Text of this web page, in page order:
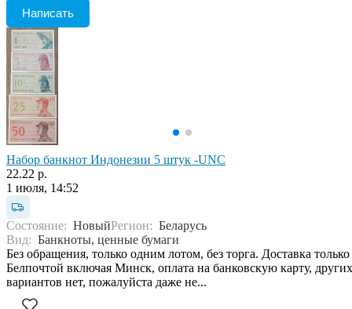
Написать
Набор банкнот Индонезии 5 штук -UNC
22.22 р.
1 июля, 14:52
Состояние: НовыйРегион: Беларусь
Вид: Банкноты, ценные бумаги
Без обращения, только одним лотом, без торга. Доставка только
Белпочтой включая Минск, оплата на банковскую карту, других
вариантов нет, пожалуйста даже не...